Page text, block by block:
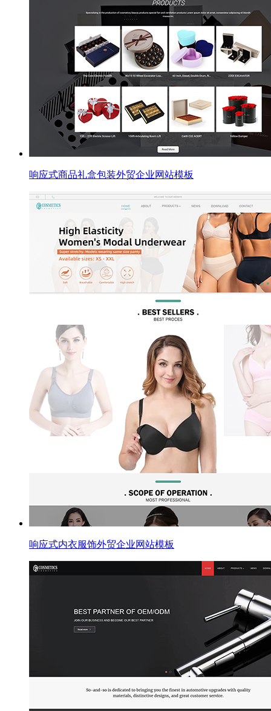
响应式商品礼盒包装外贸企业网站模板
响应式内衣服饰外贸企业网站模板